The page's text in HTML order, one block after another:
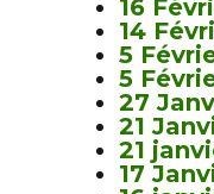
16
14
5
5
27
21
21
17